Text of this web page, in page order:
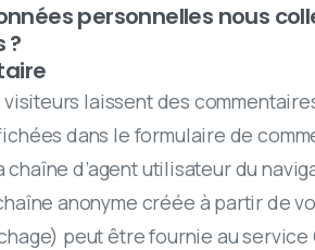
personnelles nous
?
laissent des
dans le formulaire de
chaîne d’agent utilisateur du
anonyme créée à partir de
peut être fournie au service